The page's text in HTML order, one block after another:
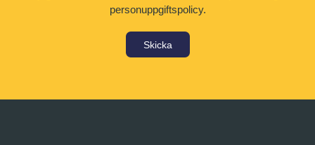
personuppgiftspolicy.
Skicka